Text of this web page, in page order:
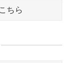
ちら